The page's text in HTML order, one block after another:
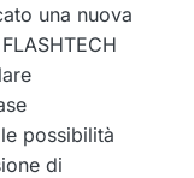
una nuova
possibilità
di